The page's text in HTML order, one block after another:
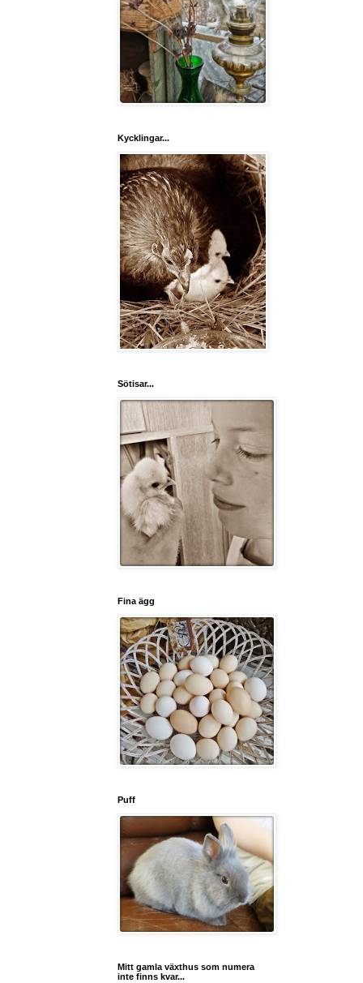
Kycklingar...
Sötisar...
Fina ägg
Puff
Mitt gamla växthus som numera
inte finns kvar...